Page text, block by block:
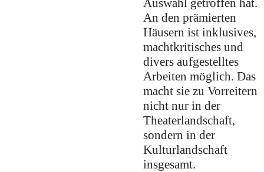
Auswahl getroffen hat.
An den prämierten
Häusern ist inklusives,
machtkritisches und
divers aufgestelltes
Arbeiten möglich. Das
macht sie zu Vorreitern
nicht nur in der
Theaterlandschaft,
sondern in der
Kulturlandschaft
insgesamt.